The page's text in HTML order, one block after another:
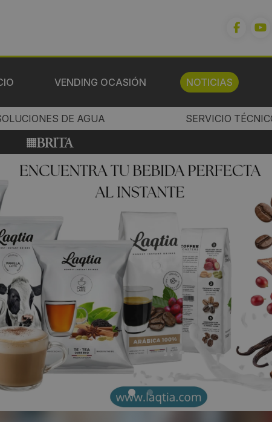
VENDING OCASIÓN NOTICIAS
DE AGUA SERVICIO